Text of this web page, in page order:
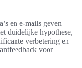
en e-mails geven
duidelijke hypothese,
verbetering en
voor